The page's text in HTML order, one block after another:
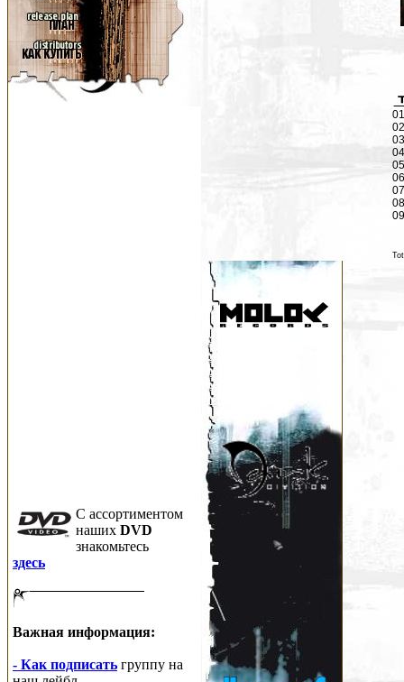
C ассортиментом
наших DVD
знакомьтесь
здесь
Важная информация:
- Как подписать группу на